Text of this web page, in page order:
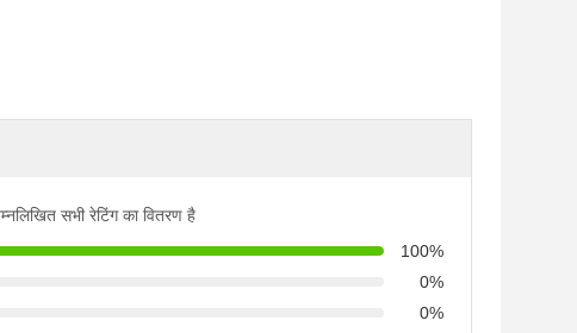
सभी रेटिंग का वितरण है
100%
0%
0%